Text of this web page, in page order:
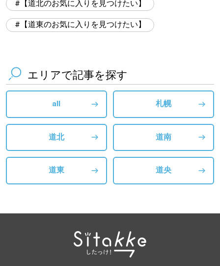
【道北のお気に入りを見つけたい】
【道東のお気に入りを見つけたい】
エリアで記事を探す
all 札幌
道北 道南
道東 道央